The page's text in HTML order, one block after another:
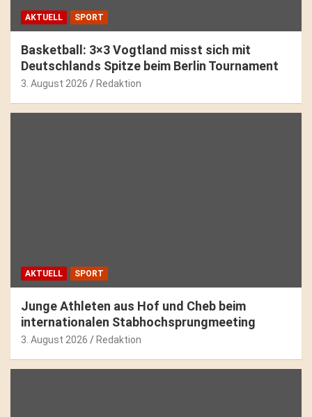
AKTUELL SPORT
Basketball: 3×3 Vogtland misst sich mit
Deutschlands Spitze beim Berlin Tournament
3. August 2026 Redaktion
AKTUELL SPORT
Junge Athleten aus Hof und Cheb beim
internationalen Stabhochsprungmeeting
3. August 2026 Redaktion